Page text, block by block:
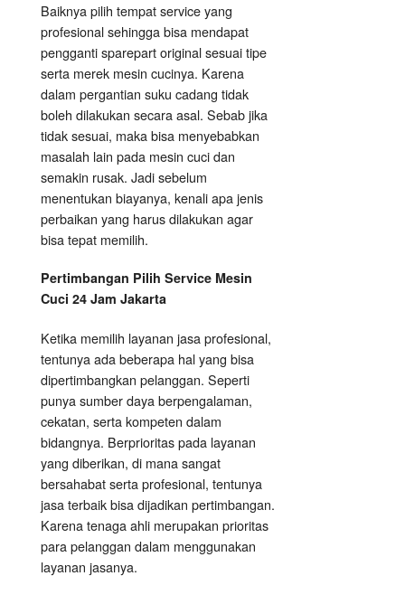
Baiknya pilih tempat service yang
profesional sehingga bisa mendapat
pengganti sparepart original sesuai tipe
serta merek mesin cucinya. Karena
dalam pergantian suku cadang tidak
boleh dilakukan secara asal. Sebab jika
tidak sesuai, maka bisa menyebabkan
masalah lain pada mesin cuci dan
semakin rusak. Jadi sebelum
menentukan biayanya, kenali apa jenis
perbaikan yang harus dilakukan agar
bisa tepat memilih.
Pertimbangan Pilih Service Mesin
Cuci 24 Jam Jakarta
Ketika memilih layanan jasa profesional,
tentunya ada beberapa hal yang bisa
dipertimbangkan pelanggan. Seperti
punya sumber daya berpengalaman,
cekatan, serta kompeten dalam
bidangnya. Berprioritas pada layanan
yang diberikan, di mana sangat
bersahabat serta profesional, tentunya
jasa terbaik bisa dijadikan pertimbangan.
Karena tenaga ahli merupakan prioritas
para pelanggan dalam menggunakan
layanan jasanya.